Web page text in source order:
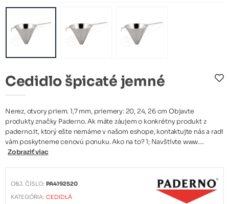
Cedidlo špicaté jemné
Nerez, otvory priem. 1,7 mm, priemery: 20, 24, 26 cm Objavte
produkty značky Paderno. Ak máte záujem o konkrétny produkt z
paderno.it, ktorý ešte nemáme v našom eshope, kontaktujte nás a radi
vám poskytneme cenovú ponuku. Ako na to? 1; Navštívte www....
Zobraziť viac
OBJ. ČÍSLO: PA4192520
KATEGÓRIA:CEDIDLÁ